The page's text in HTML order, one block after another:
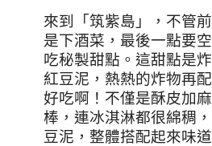
來到「筑紫島」，不管
是下酒菜，最後一點要
吃秘製甜點。這甜點是
紅豆泥，熱熱的炸物再
好吃啊！不僅是酥皮加
棒，連冰淇淋都很綿稠
豆泥，整體搭配起來味